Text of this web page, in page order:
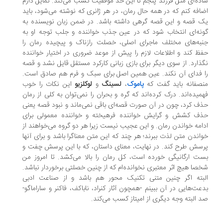
کنم که در همه حال رمان، در هر ژانری که نوشته می‌شود، باید
قصه و این قصه گرهی داشته باشد. در ضمن زبان نویسنده به
انتخاب شود که در عین جذب خواننده و جلب توجه او به
مختلف ماجرای اصلی، خصلت رازناک و پیچیده رمان را
کند و اطلاعات لازم را پیش از موعد ضروری در اختیار خواننده
از سوی دیگر برای بازی زبانی کارکرد مستقل قایل نشد و قصه
فدای آن نکند. عین همین اصل برای سبک و فرم هم صادق است.
باید گفت کهپاموک ،لسینگولوکلزیو این نکات را خوب
درک کرده‌اند که گره و بحران را نمی‌توان به کلی از رمان
کرد، چون در آن صورت قصه‌ای باقی نمی‌ماند و نبود قصه یعنی
کشش و گرایش خواننده فرهیخته و خواننده معمولی برای
خواندن رمان. و این عجیب نیست زیرا هر دو گروه می‌خواهند از
متن لذت ببرند؛ هر چند که این متن معناگرا باشد و برای آنها
طرح کند. در نهایت، معنای داستان، که با این پرسش چفت و
ارگانیگی خورده است، کل رمان را بالا می‌کشد. تا امروز من
هیچ اثر معتبری نخوانده‌ام که از چنین خصلتی برخوردار نباشد.
اگر چنین متنی تکنیک محور هم باشد و از صناعت ادبی
در آن ببینم -همچون آثار کنراد، ناباکف، فاکنر و ساراماگو-
البته وجه دیگری از امیتاز کسب می‌کند.